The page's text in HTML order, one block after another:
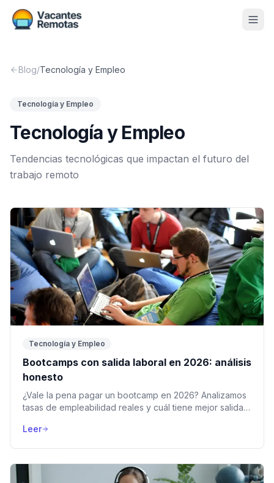
Nosotros
Contacto
Calculadora Freelance Gratis
Blog/Tecnología y Empleo
Tecnología y Empleo
Tecnología y Empleo
Tendencias tecnológicas que impactan el futuro del
trabajo remoto
Tecnología y Empleo
Bootcamps con salida laboral en 2026: análisis
honesto
¿Vale la pena pagar un bootcamp en 2026? Analizamos
tasas de empleabilidad reales y cuál tiene mejor salida
Leer